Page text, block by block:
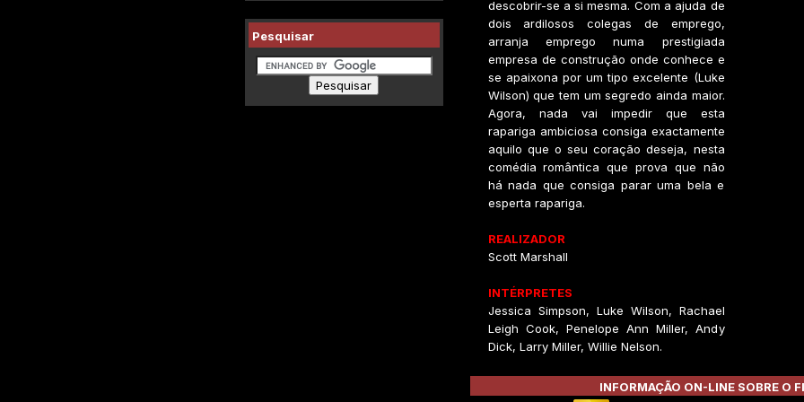
Pesquisar
descobrir-se a si mesma. Com a ajuda de
dois ardilosos colegas de emprego,
arranja emprego numa prestigiada
empresa de construção onde conhece e
se apaixona por um tipo excelente (Luke
Wilson) que tem um segredo ainda maior.
Agora, nada vai impedir que esta
rapariga ambiciosa consiga exactamente
aquilo que o seu coração deseja, nesta
comédia romântica que prova que não
há nada que consiga parar uma bela e
esperta rapariga.
REALIZADOR
Scott Marshall
INTÉRPRETES
Jessica Simpson, Luke Wilson, Rachael
Leigh Cook, Penelope Ann Miller, Andy
Dick, Larry Miller, Willie Nelson.
INFORMAÇÃO ON-LINE SOBRE O